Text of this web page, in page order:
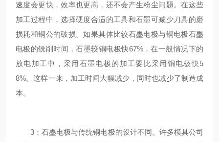
速度会更快，效率也更高，还不会产生粉尘问题。在这些
加工过程中，选择硬度合适的工具和石墨可减少刀具的磨
损耗和铜公的破损。如果具体比较石墨电极与铜电极石墨
电极的铣削时间，石墨较铜电极快67%，在一般情况下的
放电加工中，采用石墨电极的加工要比采用铜电极快5
8%。这样一来，加工时间大幅减少，同时也减少了制造成
本。
3：石墨电极与传统铜电极的设计不同。许多模具公司